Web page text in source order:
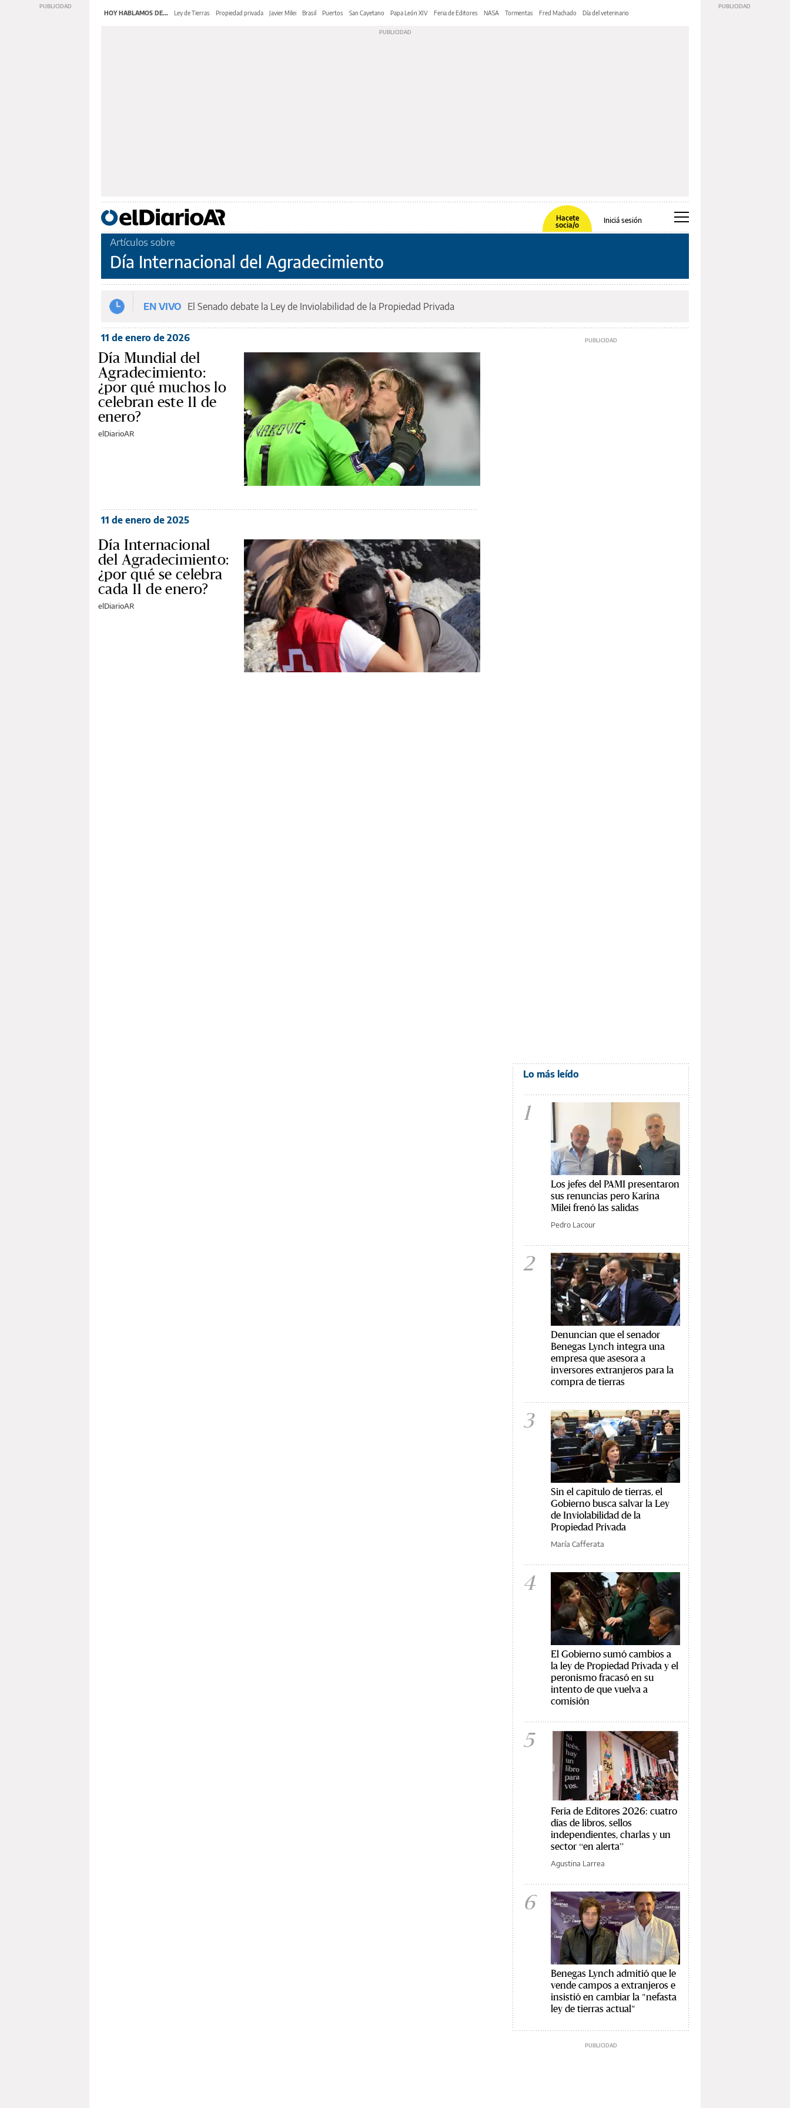
HOY HABLAMOS DE... Ley de Tierras Propiedad privada Javier Milei Brasil Puertos San Cayetano Papa León XIV Feria de Editores NASA Tormentas Fred Machado Día del veterinario
Hacete
socia/o
Iniciá sesión
Artículos sobre
Día Internacional del Agradecimiento
EN VIVO El Senado debate la Ley de Inviolabilidad de la Propiedad Privada
11 de enero de 2026
Día Mundial del
Agradecimiento:
¿por qué muchos lo
celebran este 11 de
enero?
elDiarioAR
11 de enero de 2025
Día Internacional
del Agradecimiento:
¿por qué se celebra
cada 11 de enero?
elDiarioAR
Lo más leído
1
Los jefes del PAMI presentaron
sus renuncias pero Karina
Milei frenó las salidas
Pedro Lacour
2
Denuncian que el senador
Benegas Lynch integra una
empresa que asesora a
inversores extranjeros para la
compra de tierras
3
Sin el capítulo de tierras, el
Gobierno busca salvar la Ley
de Inviolabilidad de la
Propiedad Privada
María Cafferata
4
El Gobierno sumó cambios a
la ley de Propiedad Privada y el
peronismo fracasó en su
intento de que vuelva a
comisión
5
Feria de Editores 2026: cuatro
días de libros, sellos
independientes, charlas y un
sector “en alerta”
Agustina Larrea
6
Benegas Lynch admitió que le
vende campos a extranjeros e
insistió en cambiar la "nefasta
ley de tierras actual"